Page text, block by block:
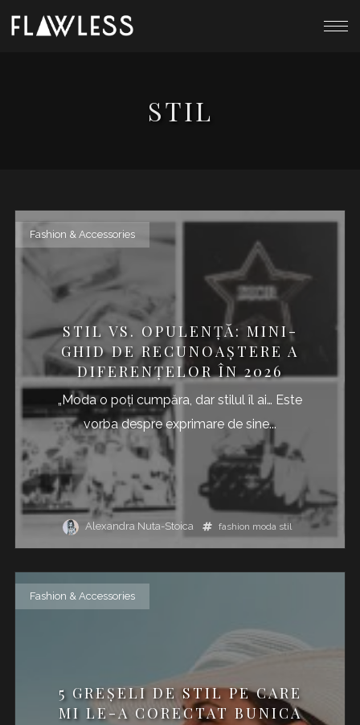
STIL
Fashion & Accessories
STIL VS. OPULENŢĂ: MINI-
GHID DE RECUNOAŞTERE A
DIFERENŢELOR ÎN 2026
„Moda o poți cumpăra, dar stilul îl ai… Este
vorba despre exprimare de sine...
Alexandra Nuta-Stoica fashion moda stil
Fashion & Accessories
5 GREȘELI DE STIL PE CARE
MI LE-A CORECTAT BUNICA